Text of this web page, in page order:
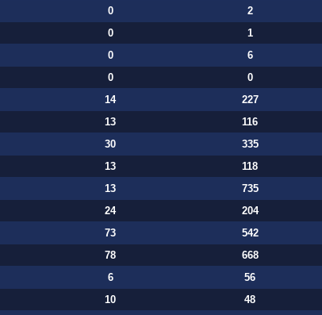
0 2
0 1
0 6
0 0
14 227
13 116
30 335
13 118
13 735
24 204
73 542
78 668
6 56
10 48